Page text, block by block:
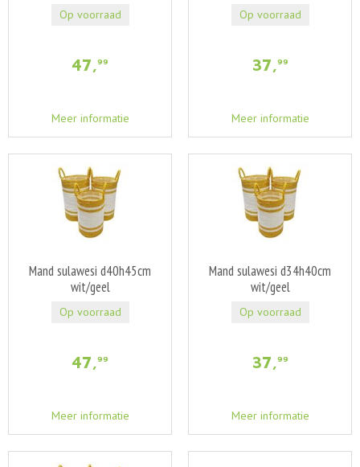
47,99
Meer informatie
Op voorraad
37,99
Meer informatie
Op voorraad
Mand sulawesi d40h45cm
wit/geel
47,99
Meer informatie
Op voorraad
Mand sulawesi d34h40cm
wit/geel
37,99
Meer informatie
Op voorraad